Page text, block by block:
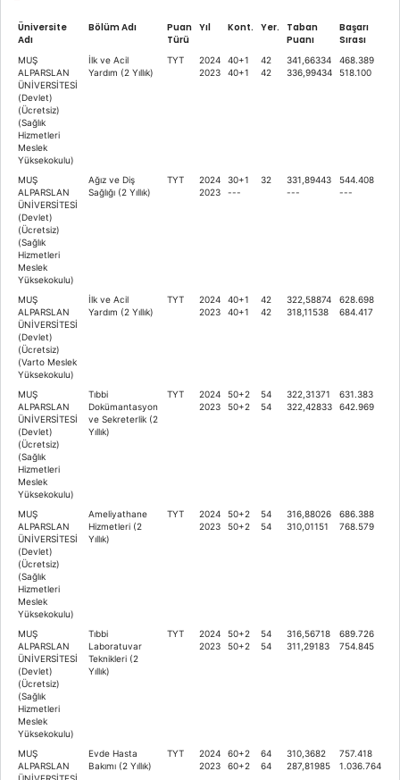
Üniversite
Adı
Bölüm Adı
Puan
Türü
Yıl Kont. Yer.
Taban
Puanı
Başarı
Sırası
MUŞ
ALPARSLAN
ÜNİVERSİTESİ
(Devlet)
(Ücretsiz)
(Sağlık
Hizmetleri
Meslek
Yüksekokulu)
İlk ve Acil
Yardım (2 Yıllık)
TYT
2024
2023
40+1
40+1
42
42
341,66334
336,99434
468.389
518.100
MUŞ
ALPARSLAN
ÜNİVERSİTESİ
(Devlet)
(Ücretsiz)
(Sağlık
Hizmetleri
Meslek
Yüksekokulu)
Ağız ve Diş
Sağlığı (2 Yıllık)
TYT
2024
2023
30+1
---
32
331,89443
---
544.408
---
MUŞ
ALPARSLAN
ÜNİVERSİTESİ
(Devlet)
(Ücretsiz)
(Varto Meslek
Yüksekokulu)
İlk ve Acil
Yardım (2 Yıllık)
TYT
2024
2023
40+1
40+1
42
42
322,58874
318,11538
628.698
684.417
MUŞ
ALPARSLAN
ÜNİVERSİTESİ
(Devlet)
(Ücretsiz)
(Sağlık
Hizmetleri
Meslek
Yüksekokulu)
Tıbbi
Dokümantasyon
ve Sekreterlik (2
Yıllık)
TYT
2024
2023
50+2
50+2
54
54
322,31371
322,42833
631.383
642.969
MUŞ
ALPARSLAN
ÜNİVERSİTESİ
(Devlet)
(Ücretsiz)
(Sağlık
Hizmetleri
Meslek
Yüksekokulu)
Ameliyathane
Hizmetleri (2
Yıllık)
TYT
2024
2023
50+2
50+2
54
54
316,88026
310,01151
686.388
768.579
MUŞ
ALPARSLAN
ÜNİVERSİTESİ
(Devlet)
(Ücretsiz)
(Sağlık
Hizmetleri
Meslek
Yüksekokulu)
Tıbbi
Laboratuvar
Teknikleri (2
Yıllık)
TYT
2024
2023
50+2
50+2
54
54
316,56718
311,29183
689.726
754.845
MUŞ
ALPARSLAN
Evde Hasta
Bakımı (2 Yıllık)
TYT
2024
2023
60+2
60+2
64
64
310,3682
287,81985
757.418
1.036.764